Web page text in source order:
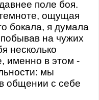
поле боя.
ощущая
бокала, я думала
на чужих
несколько
именно в этом -
мы
общении с себе